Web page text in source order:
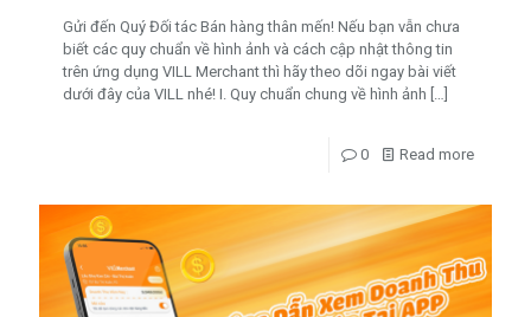
Gửi đến Quý Đối tác Bán hàng thân mến! Nếu bạn vẫn chưa
biết các quy chuẩn về hình ảnh và cách cập nhật thông tin
trên ứng dụng VILL Merchant thì hãy theo dõi ngay bài viết
dưới đây của VILL nhé! I. Quy chuẩn chung về hình ảnh
0 Read more